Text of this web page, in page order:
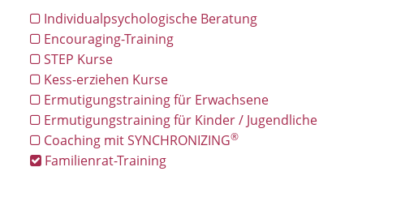
Individualpsychologische Beratung
Encouraging-Training
STEP Kurse
Kess-erziehen Kurse
Ermutigungstraining für Erwachsene
Ermutigungstraining für Kinder / Jugendliche
Coaching mit SYNCHRONIZING®
Familienrat-Training